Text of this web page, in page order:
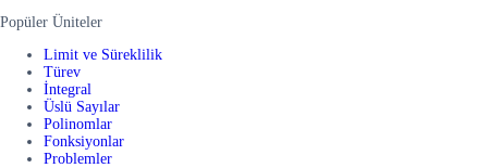
Popüler Üniteler
Limit ve Süreklilik
Türev
İntegral
Üslü Sayılar
Polinomlar
Fonksiyonlar
Problemler